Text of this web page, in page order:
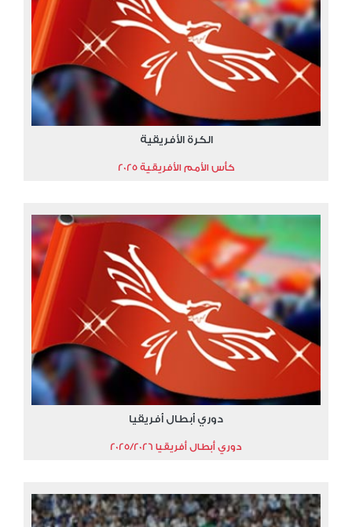
الكرة الأفريقية
كأس الأمم الأفريقية 2025
دوري أبطال أفريقيا
دوري أبطال أفريقيا 2025/2026